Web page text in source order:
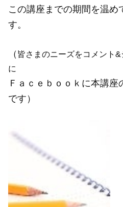
この講座までの期間を温め
す。
（ 皆さまのニーズをコメント
に
Ｆａｃｅｂｏｏｋに本講
です）